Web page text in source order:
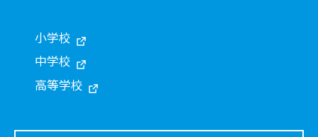
小学校
中学校
高等学校